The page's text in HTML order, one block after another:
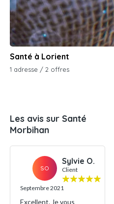
Santé à Lorient
1 adresse / 2 offres
Les avis sur Santé
Morbihan
SO
Sylvie O.
Client
Septembre 2021
Excellent. Je vous